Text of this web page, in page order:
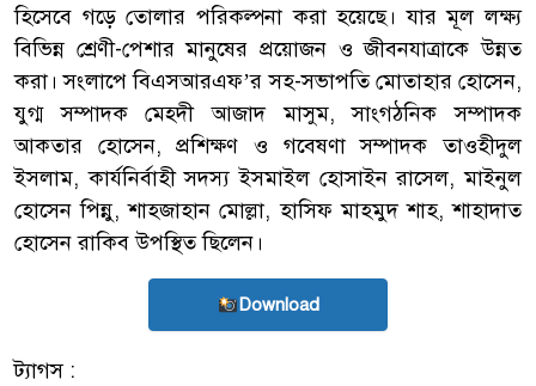
হিসেবে গড়ে তোলার পরিকল্পনা করা হয়েছে। যার মূল লক্ষ্য
বিভিন্ন শ্রেণী-পেশার মানুষের প্রয়োজন ও জীবনযাত্রাকে উন্নত
করা। সংলাপে বিএসআরএফ’র সহ-সভাপতি মোতাহার হোসেন,
যুগ্ম সম্পাদক মেহ্দী আজাদ মাসুম, সাংগঠনিক সম্পাদক
আকতার হোসেন, প্রশিক্ষণ ও গবেষণা সম্পাদক তাওহীদুল
ইসলাম, কার্যনির্বাহী সদস্য ইসমাইল হোসাইন রাসেল, মাইনুল
হোসেন পিন্নু, শাহজাহান মোল্লা, হাসিফ মাহমুদ শাহ, শাহাদাত
হোসেন রাকিব উপস্থিত ছিলেন।
Download
ট্যাগস :